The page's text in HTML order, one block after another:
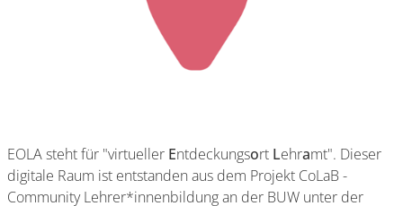
EOLA steht für "virtueller Entdeckungsort Lehramt". Dieser
digitale Raum ist entstanden aus dem Projekt CoLaB -
Community Lehrer*innenbildung an der BUW unter der